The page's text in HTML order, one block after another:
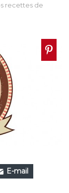
recettes de
E-mail